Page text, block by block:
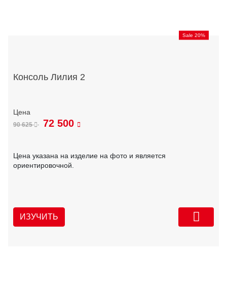
Sale 20%
Консоль Лилия 2
90 625 72 500
Цена указана на изделие на фото и является
ориентировочной.
ИЗУЧИТЬ